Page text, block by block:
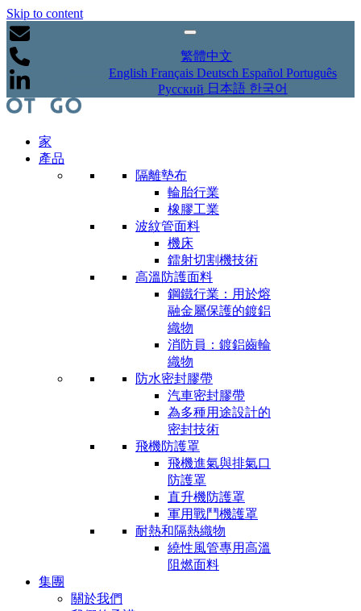
Skip to content
繁體中文
English Français Deutsch Español Português
Русский 日本語 한국어
家
產品
隔離墊布
輪胎行業
橡膠工業
波紋管面料
機床
鐳射切割機技術
高溫防護面料
鋼鐵行業：用於熔
融金屬保護的鍍鋁
織物
消防員：鍍鋁齒輪
織物
防水密封膠帶
汽車密封膠帶
為多種用途設計的
密封技術
飛機防護罩
飛機進氣與排氣口
防護罩
直升機防護罩
軍用戰鬥機護罩
耐熱和隔熱織物
繞性風管專用高溫
阻燃面料
集團
關於我們